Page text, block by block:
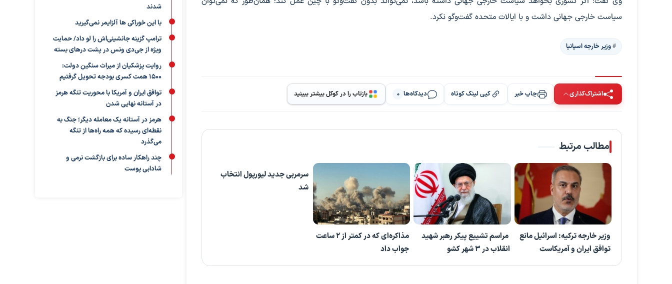
سیاست خارجی جهانی داشت و با ایالات متحده گفت‌وگو نکرد.
وزیر خارجه اسپانیا
اشتراک‌گذاری چاپ خبر کپی لینک کوتاه دیدگاه‌ها 0 بازتاب را در گوگل بیشتر ببینید
مطالب مرتبط
وزیر خارجه ترکیه: اسرائیل مانع
توافق ایران و آمریکاست
مراسم تشییع پیکر رهبر شهید
انقلاب در 3 شهر کشو
مذاکره‌ای که در کمتر از 2 ساعت
جواب داد
سرمربی جدید لیورپول انتخاب
شد
شدند
با این خوراکی ها آلزایمر نمی‌گیرید
ترامپ گزینه جانشینی‌اش را لو داد/ حمایت
ویژه از جی‌دی ونس در پشت درهای بسته
روایت پزشکیان از میراث سنگین دولت:
۱۵۰۰ همت کسری بودجه تحویل گرفتیم
توافق ایران و آمریکا با محوریت تنگه هرمز
در آستانه نهایی شدن
هرمز در آستانه یک معامله دیگر؛ جنگ به
نقطه‌ای رسیده که همه راه‌ها از تنگه
می‌گذرد
چند راهکار ساده برای بازگشت نرمی و
شادابی پوست